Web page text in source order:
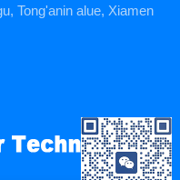
Tong'anin alue, Xiamen